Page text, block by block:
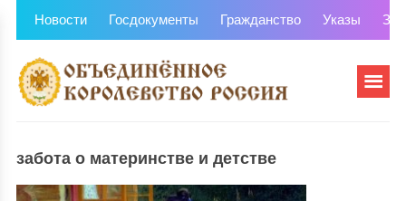
Новости Госдокументы Гражданство Указы
забота о материнстве и детстве